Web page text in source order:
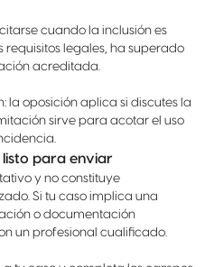
cuando la inclusión es
legales, ha superado
acreditada.
la oposición aplica si discutes la
sirve para acotar el uso
listo para enviar
y no constituye
Si tu caso implica una
o documentación
un profesional cualificado.